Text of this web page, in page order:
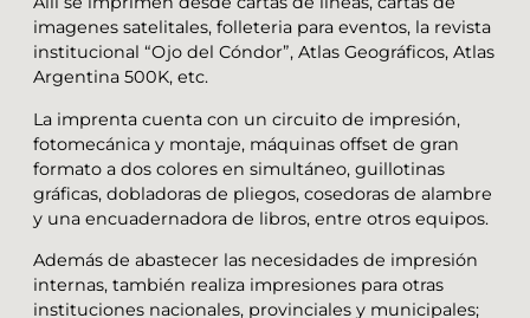
imagenes satelitales, folleteria para eventos, la revista
institucional “Ojo del Cóndor”, Atlas Geográficos, Atlas
Argentina 500K, etc.
La imprenta cuenta con un circuito de impresión,
fotomecánica y montaje, máquinas offset de gran
formato a dos colores en simultáneo, guillotinas
gráficas, dobladoras de pliegos, cosedoras de alambre
y una encuadernadora de libros, entre otros equipos.
Además de abastecer las necesidades de impresión
internas, también realiza impresiones para otras
instituciones nacionales, provinciales y municipales;